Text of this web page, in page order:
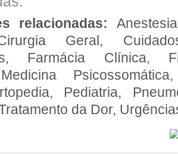
relacionadas:
Geral,
Farmácia Clínica,
Pediatria,
da Dor,